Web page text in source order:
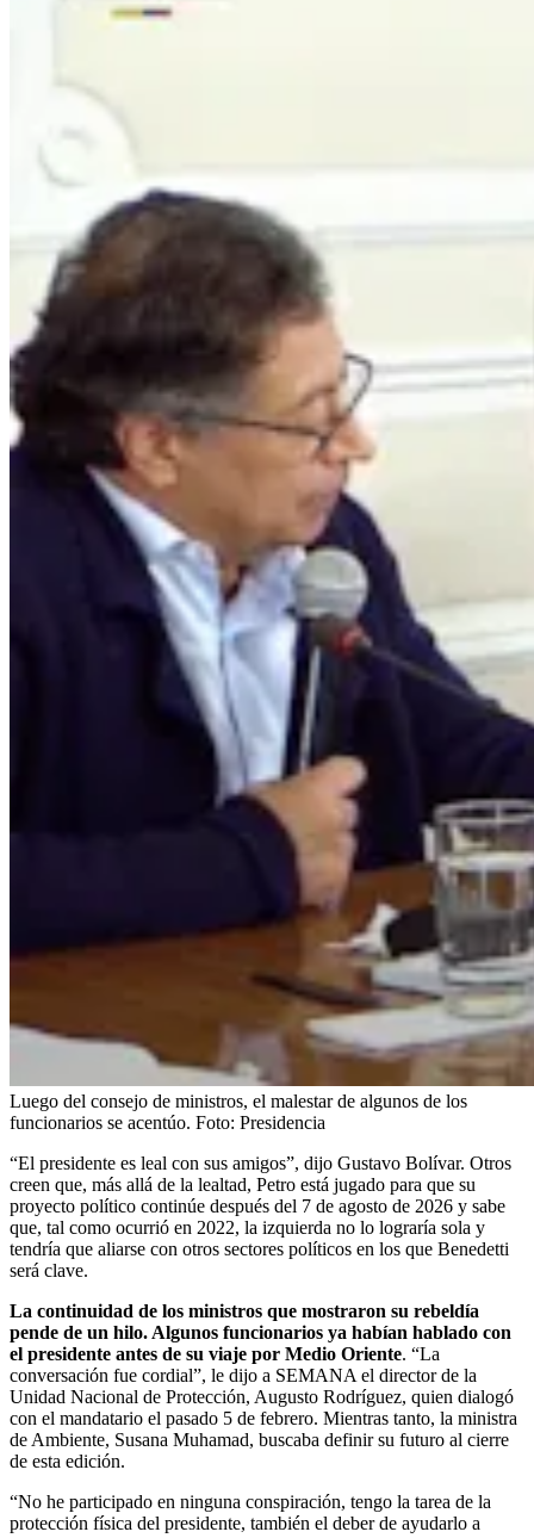
Luego del consejo de ministros, el malestar de algunos de los
funcionarios se acentúo. Foto: Presidencia
“El presidente es leal con sus amigos”, dijo Gustavo Bolívar. Otros
creen que, más allá de la lealtad, Petro está jugado para que su
proyecto político continúe después del 7 de agosto de 2026 y sabe
que, tal como ocurrió en 2022, la izquierda no lo lograría sola y
tendría que aliarse con otros sectores políticos en los que Benedetti
será clave.
La continuidad de los ministros que mostraron su rebeldía
pende de un hilo. Algunos funcionarios ya habían hablado con
el presidente antes de su viaje por Medio Oriente. “La
conversación fue cordial”, le dijo a SEMANA el director de la
Unidad Nacional de Protección, Augusto Rodríguez, quien dialogó
con el mandatario el pasado 5 de febrero. Mientras tanto, la ministra
de Ambiente, Susana Muhamad, buscaba definir su futuro al cierre
de esta edición.
“No he participado en ninguna conspiración, tengo la tarea de la
protección física del presidente, también el deber de ayudarlo a